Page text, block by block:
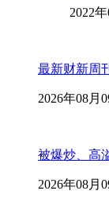
2022
最新财新周
2026年08月
被爆炒、高
2026年08月